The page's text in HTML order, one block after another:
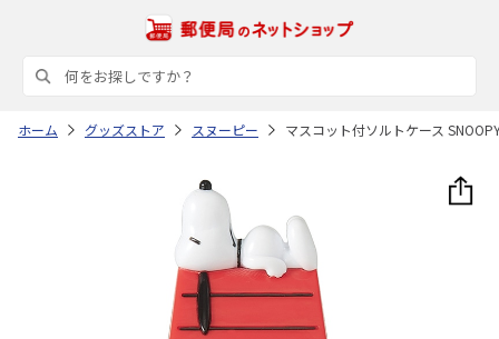
ホーム グッズストア スヌーピー マスコット付ソルトケース